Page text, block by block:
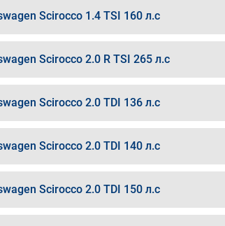
Scirocco 1.4 TSI 160 л.с
Scirocco 2.0 R TSI 265 л.с
Scirocco 2.0 TDI 136 л.с
Scirocco 2.0 TDI 140 л.с
Scirocco 2.0 TDI 150 л.с